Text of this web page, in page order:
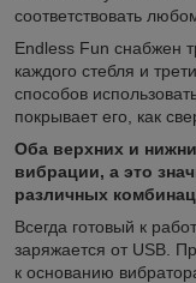
соответствовать
Endless Fun снабжен
каждого стебля и
способов
покрывает его, как
Оба верхних и
вибрации, а это
различных
Всегда готовый к
заряжается от USB.
к основанию